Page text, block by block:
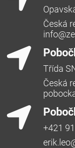
Česká
Třída
Česká
+421